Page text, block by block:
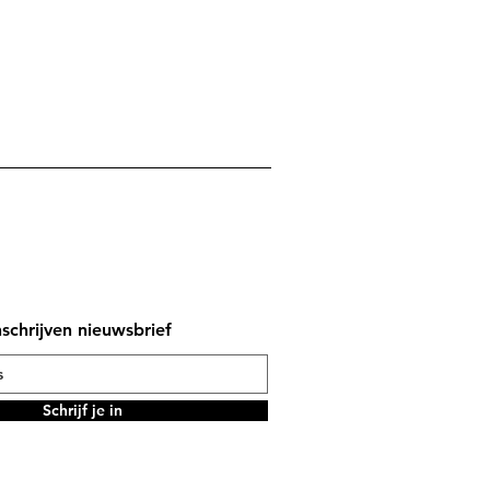
nieuwsbrief
Schrijf je in